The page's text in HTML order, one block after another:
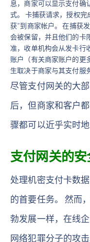
息，商家可以显示支付确
式。 卡捕获请求，授权
获”到商家帐户。 在捕获
会被保留，并且他们的卡
准，收单机构会从发卡行
账户（有关商家账户的更
生取决于商家与其支付服
尽管支付网关的大
后，但商家和客户
骤都可以近乎实时
支付网关的
处理机密支付卡数
的首要任务。 然而
勃发展一样，在线
网络犯罪分子的攻